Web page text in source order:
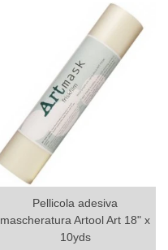
Pellicola adesiva
mascheratura Artool Art 18" x
10yds